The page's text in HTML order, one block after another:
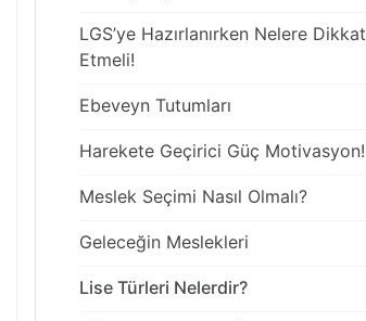
LGS’ye Hazırlanırken Nelere Dikkat
Etmeli!
Ebeveyn Tutumları
Harekete Geçirici Güç Motivasyon!
Meslek Seçimi Nasıl Olmalı?
Geleceğin Meslekleri
Lise Türleri Nelerdir?